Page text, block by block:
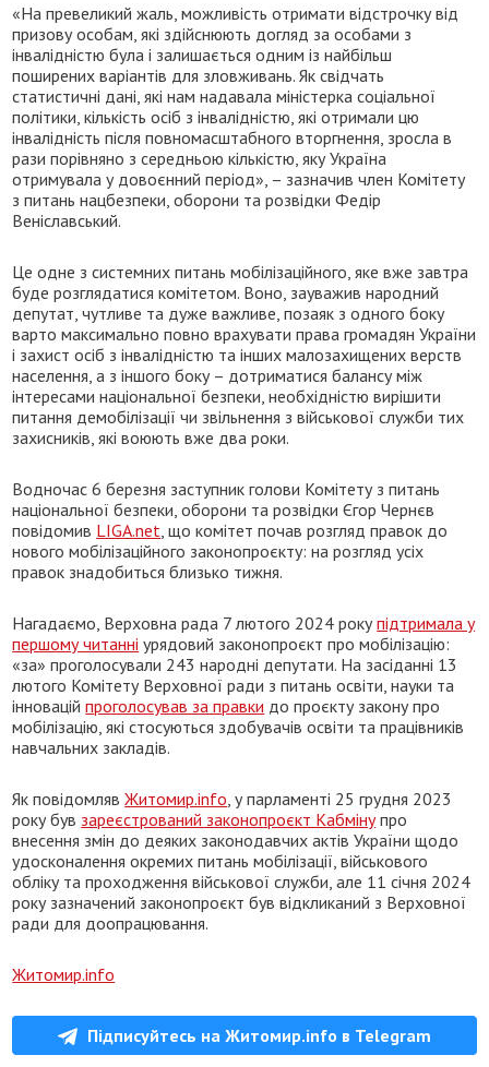
«На превеликий жаль, можливість отримати відстрочку від
призову особам, які здійснюють догляд за особами з
інвалідністю була і залишається одним із найбільш
поширених варіантів для зловживань. Як свідчать
статистичні дані, які нам надавала міністерка соціальної
політики, кількість осіб з інвалідністю, які отримали цю
інвалідність після повномасштабного вторгнення, зросла в
рази порівняно з середньою кількістю, яку Україна
отримувала у довоєнний період», – зазначив член Комітету
з питань нацбезпеки, оборони та розвідки Федір
Веніславський.
Це одне з системних питань мобілізаційного, яке вже завтра
буде розглядатися комітетом. Воно, зауважив народний
депутат, чутливе та дуже важливе, позаяк з одного боку
варто максимально повно врахувати права громадян України
і захист осіб з інвалідністю та інших малозахищених верств
населення, а з іншого боку – дотриматися балансу між
інтересами національної безпеки, необхідністю вирішити
питання демобілізації чи звільнення з військової служби тих
захисників, які воюють вже два роки.
Водночас 6 березня заступник голови Комітету з питань
національної безпеки, оборони та розвідки Єгор Чернєв
повідомив LIGA.net , що комітет почав розгляд правок до
нового мобілізаційного законопроєкту: на розгляд усіх
правок знадобиться близько тижня.
Нагадаємо, Верховна рада 7 лютого 2024 рокупідтримала у
першому читанні урядовий законопроєкт про мобілізацію:
«за» проголосували 243 народні депутати. На засіданні 13
лютого Комітету Верховної ради з питань освіти, науки та
інноваційпроголосував за правки до проєкту закону про
мобілізацію, які стосуються здобувачів освіти та працівників
навчальних закладів.
Як повідомлявЖитомир.info , у парламенті 25 грудня 2023
року був зареєстрований законопроєкт Кабмінупро
внесення змін до деяких законодавчих актів України щодо
удосконалення окремих питань мобілізації, військового
обліку та проходження військової служби, але 11 січня 2024
року зазначений законопроєкт був відкликаний з Верховної
ради для доопрацювання.
Житомир.info
Підписуйтесь на Житомир.info в Telegram